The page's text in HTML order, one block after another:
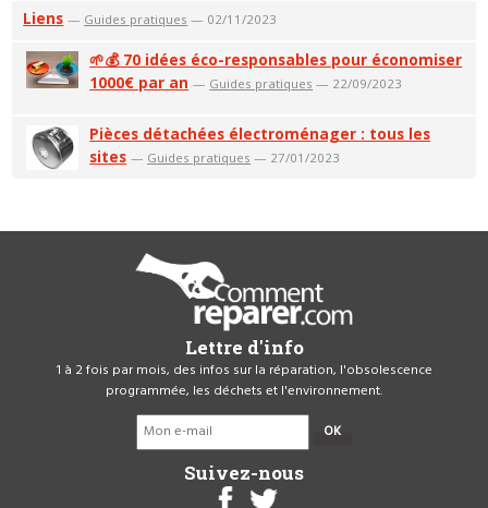
Liens — Guides pratiques — 02/11/2023
🌱💰 70 idées éco-responsables pour économiser
1000€ par an — Guides pratiques — 22/09/2023
Pièces détachées électroménager : tous les
sites — Guides pratiques — 27/01/2023
Lettre d'info
1 à 2 fois par mois, des infos sur la réparation, l'obsolescence
programmée, les déchets et l'environnement.
OK
Suivez-nous